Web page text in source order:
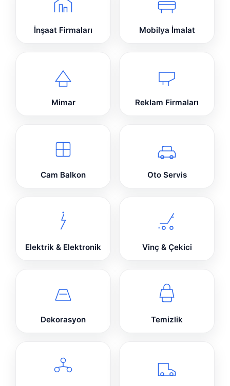
İnşaat Firmaları Mobilya İmalat
Mimar Reklam Firmaları
Cam Balkon Oto Servis
Elektrik & Elektronik Vinç & Çekici
Dekorasyon Temizlik